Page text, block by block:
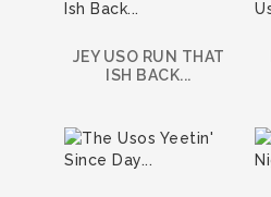
JEY USO RUN THAT
ISH BACK...